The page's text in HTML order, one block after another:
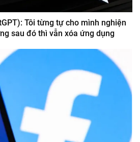
Tôi từng tự cho mình nghiện
sau đó thì vẫn xóa ứng dụng